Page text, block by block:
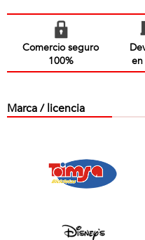
Comercio seguro
100%
en
Marca / licencia